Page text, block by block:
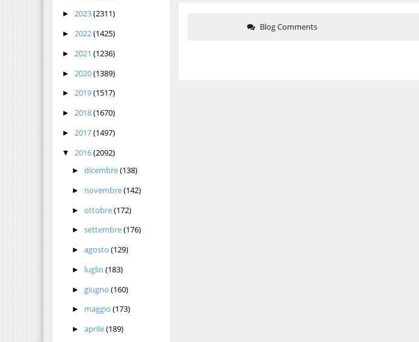
► 2023(2311)
► 2022(1425)
► 2021 (1236)
► 2020(1389)
► 2019(1517)
► 2018(1670)
► 2017(1497)
▼ 2016(2092)
► dicembre(138)
► novembre(142)
► ottobre(172)
► settembre(176)
► agosto (129)
► luglio (183)
► giugno (160)
► maggio (173)
► aprile(189)
Blog Comments